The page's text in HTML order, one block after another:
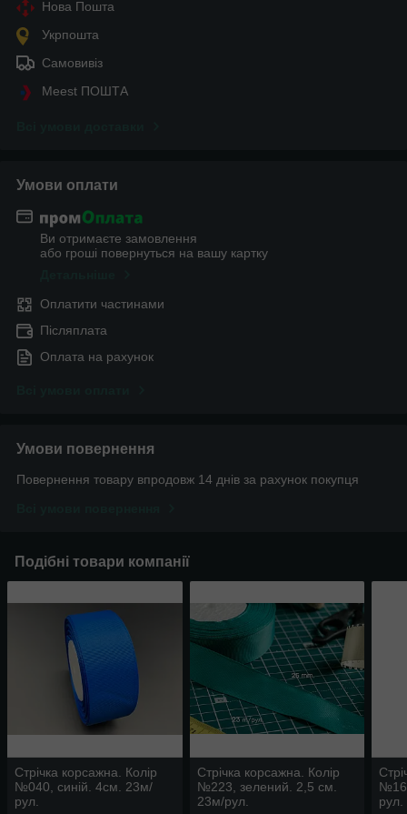
Нова Пошта
Укрпошта
Самовивіз
Meest ПОШТА
Умови оплати
Ви отримаєте замовлення
або гроші повернуться на вашу картку
Оплатити частинами
Післяплата
Оплата на рахунок
Умови повернення
Повернення товару впродовж 14 днів за рахунок покупця
Подібні товари компанії
Стрічка корсажна. Колір
№040, синій. 4см. 23м/
рул.
Стрічка корсажна. Колір
№223, зелений. 2,5 см.
23м/рул.
рул.